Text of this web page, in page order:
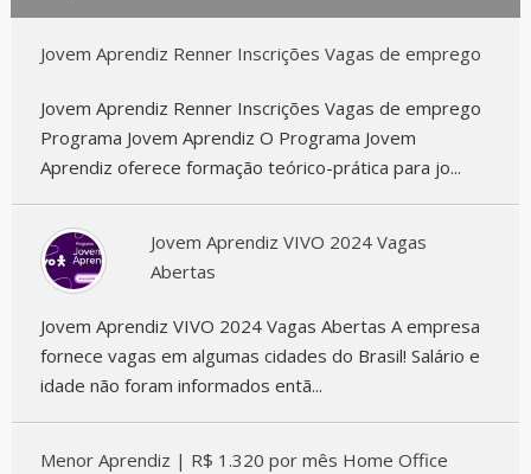
Jovem Aprendiz Renner Inscrições Vagas de emprego
Jovem Aprendiz Renner Inscrições Vagas de emprego
Programa Jovem Aprendiz O Programa Jovem
Aprendiz oferece formação teórico-prática para jo...
Jovem Aprendiz VIVO 2024 Vagas
Abertas
Jovem Aprendiz VIVO 2024 Vagas Abertas A empresa
fornece vagas em algumas cidades do Brasil! Salário e
idade não foram informados entã...
Menor Aprendiz | R$ 1.320 por mês Home Office